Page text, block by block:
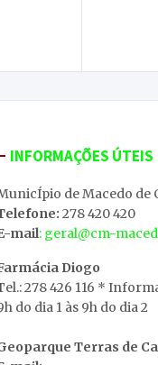
INFORMAÇÕES ÚTEIS
de Macedo de
278 420 420
mail: geral@cm-
Diogo
278 426 116 *
do dia 1 às 9h do dia 2
Terras de